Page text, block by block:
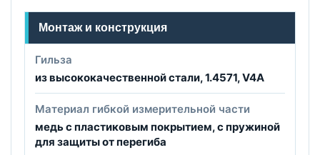
Монтаж и конструкция
Гильза
из высококачественной стали, 1.4571, V4A
Материал гибкой измерительной части
медь с пластиковым покрытием, с пружиной
для защиты от перегиба